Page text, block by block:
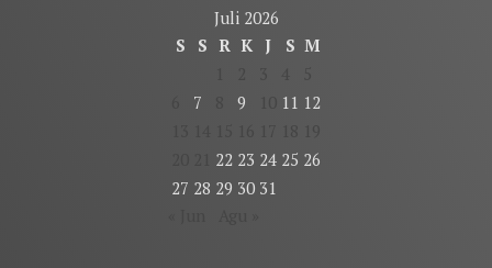
Juli 2026
S
S R K J S M
7 9 11 12
22 23 24 25 26
27 28 29 30 31